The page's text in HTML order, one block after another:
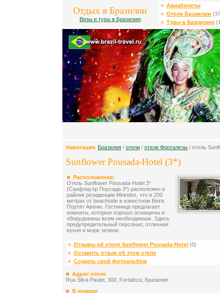
Отдых в Бразилии
Визы и туры в Бразилию
Авиабилеты
Отели Бразилии
Туры в Бразилию
Навигация: Бразилия / отели / отели Форталезы / отель
Sunflower Pousada-Hotel (3*)
Расположение:
Отель Sunflower Pousada-Hotel 3*
(Санфлауэр Поусада 3*) расположен в
районе резиденции Meireles, что в 200
метрах от beachside в известном Beira
Портят Авеню. Гостиница предлагает
комнаты, которые хорошо оснащены и
оборудованы всем необходимым. Здесь
предупредительный персонал, отличная
кухня и море зелени.
Отзывы об отеле Sunflower Pousada-Hotel (0)
Оставить отзыв об этом отеле
Создать свой фотоальбом
Адрес отеля
Rua Silva Paulet, 300, Fortaleza, Бразилия
В номере